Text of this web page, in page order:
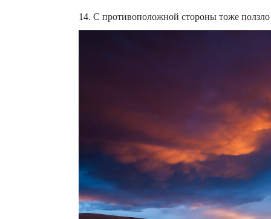
14. С противоположной стороны тоже